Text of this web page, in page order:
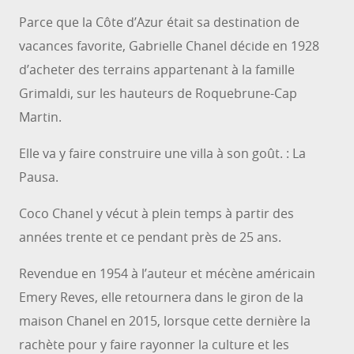
Parce que la Côte d’Azur était sa destination de
vacances favorite, Gabrielle Chanel décide en 1928
d’acheter des terrains appartenant à la famille
Grimaldi, sur les hauteurs de Roquebrune-Cap
Martin.
Elle va y faire construire une villa à son goût. : La
Pausa.
Coco Chanel y vécut à plein temps à partir des
années trente et ce pendant près de 25 ans.
Revendue en 1954 à l’auteur et mécène américain
Emery Reves, elle retournera dans le giron de la
maison Chanel en 2015, lorsque cette dernière la
rachète pour y faire rayonner la culture et les